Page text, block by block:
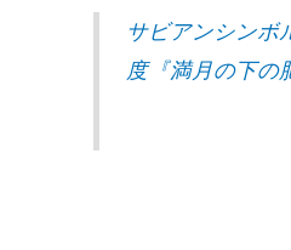
サビアンシンボ
度『満月の下の